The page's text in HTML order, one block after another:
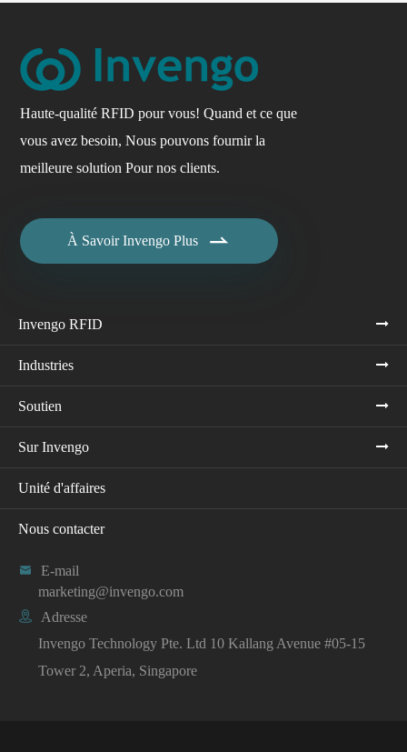
Haute-qualité RFID pour vous! Quand et ce que
vous avez besoin, Nous pouvons fournir la
meilleure solution Pour nos clients.
À Savoir Invengo Plus 
Invengo RFID
Industries
Soutien
Sur Invengo
Unité d'affaires
Nous contacter

E-mail
marketing@invengo.com

Adresse
Invengo Technology Pte. Ltd 10 Kallang Avenue #05-15
Tower 2, Aperia, Singapore